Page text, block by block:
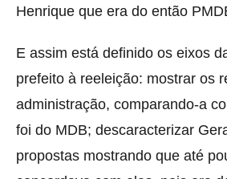
Henrique que era do então
E assim está definido os eixos
prefeito à reeleição: mostrar os
administração, comparando-a
foi do MDB; descaracterizar
propostas mostrando que até